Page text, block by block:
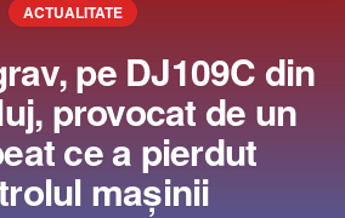
ACTUALITATE
pe DJ109C din
provocat de un
ce a pierdut
mașinii